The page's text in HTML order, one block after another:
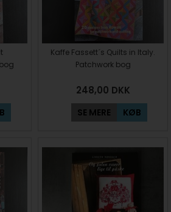
Kaffe Fassett´s Quilts in Italy.
Patchwork bog
248,00 DKK
SE MERE KØB